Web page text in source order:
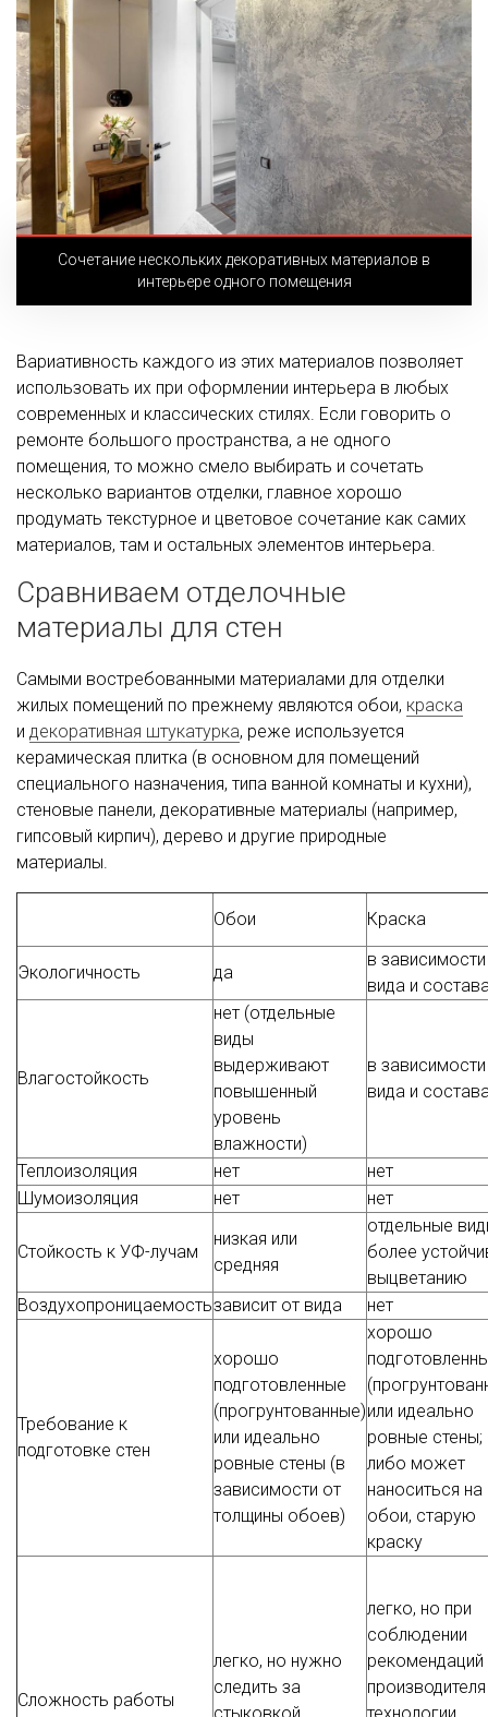
Сочетание нескольких декоративных материалов в
интерьере одного помещения
Вариативность каждого из этих материалов позволяет
использовать их при оформлении интерьера в любых
современных и классических стилях. Если говорить о
ремонте большого пространства, а не одного
помещения, то можно смело выбирать и сочетать
несколько вариантов отделки, главное хорошо
продумать текстурное и цветовое сочетание как самих
материалов, там и остальных элементов интерьера.
Сравниваем отделочные
материалы для стен
Самыми востребованными материалами для отделки
жилых помещений по прежнему являются обои, краска
и декоративная штукатурка, реже используется
керамическая плитка (в основном для помещений
специального назначения, типа ванной комнаты и кухни),
стеновые панели, декоративные материалы (например,
гипсовый кирпич), дерево и другие природные
материалы.
Обои Краска
Экологичность да
в
вида и
Влагостойкость
нет (отдельные
виды
выдерживают
повышенный
уровень
влажности)
в
вида и
Теплоизоляция нет
нет
Шумоизоляция
нет нет
Стойкость к УФ-лучам
низкая или
средняя
отдельные
более
выцветанию
Воздухопроницаемостьзависит от вида нет
Требование к
подготовке стен
хорошо
подготовленные
(прогрунтованные)
или идеально
ровные стены (в
зависимости от
толщины обоев)
хорошо
или идеально
ровные стены;
либо может
наноситься на
обои, старую
краску
Сложность работы
легко, но нужно
следить за
легко, но при
соблюдении
рекомендаций